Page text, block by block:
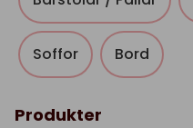
Soffor Bord
Produkter